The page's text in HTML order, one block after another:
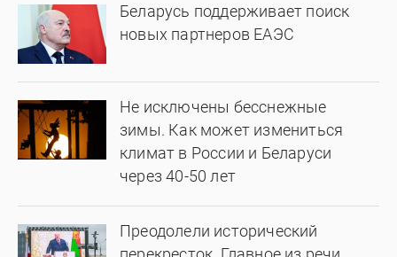
Беларусь поддерживает поиск
новых партнеров ЕАЭС
Не исключены бесснежные
зимы. Как может измениться
климат в России и Беларуси
через 40-50 лет
Преодолели исторический